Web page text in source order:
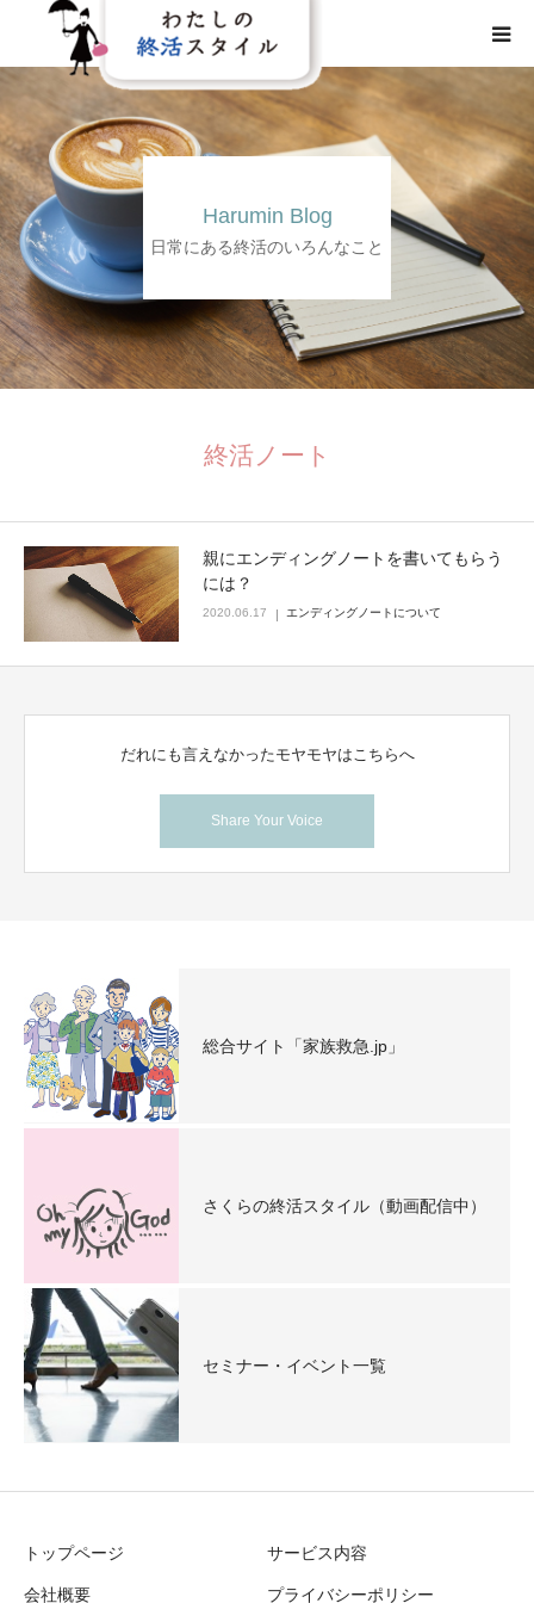
Harumin Blog
日常にある終活のいろんなこと
終活ノート
親にエンディングノートを書いてもらう
には？
2020.06.17 エンディングノートについて
だれにも言えなかったモヤモヤはこちらへ
Share Your Voice
総合サイト「家族救急.jp」
さくらの終活スタイル（動画配信中）
セミナー・イベント一覧
トップページ サービス内容
会社概要 プライバシーポリシー
わたしの終活スタイルとは
事業概要
事業内容
メディア